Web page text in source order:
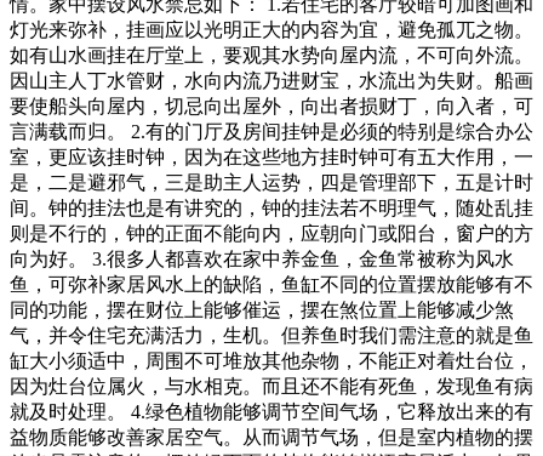
灯光来弥补，挂画应以光明正大的内容为宜，避免孤兀之物。
如有山水画挂在厅堂上，要观其水势向屋内流，不可向外流。
因山主人丁水管财，水向内流乃进财宝，水流出为失财。船画
要使船头向屋内，切忌向出屋外，向出者损财丁，向入者，可
言满载而归。 2.有的门厅及房间挂钟是必须的特别是综合办公
室，更应该挂时钟，因为在这些地方挂时钟可有五大作用，一
是，二是避邪气，三是助主人运势，四是管理部下，五是计时
间。钟的挂法也是有讲究的，钟的挂法若不明理气，随处乱挂
则是不行的，钟的正面不能向内，应朝向门或阳台，窗户的方
向为好。 3.很多人都喜欢在家中养金鱼，金鱼常被称为风水
鱼，可弥补家居风水上的缺陷，鱼缸不同的位置摆放能够有不
同的功能，摆在财位上能够催运，摆在煞位置上能够减少煞
气，并令住宅充满活力，生机。但养鱼时我们需注意的就是鱼
缸大小须适中，周围不可堆放其他杂物，不能正对着灶台位，
因为灶台位属火，与水相克。而且还不能有死鱼，发现鱼有病
就及时处理。 4.绿色植物能够调节空间气场，它释放出来的有
益物质能够改善家居空气。从而调节气场，但是室内植物的摆